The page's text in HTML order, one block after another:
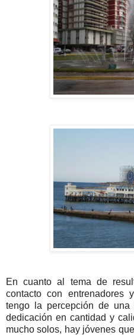
En cuanto al tema de
contacto con entrenadores
tengo la percepción de
dedicación en cantidad y
mucho solos, hay jóvenes